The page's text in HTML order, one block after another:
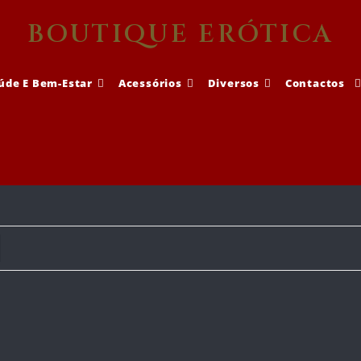
BOUTIQUE ERÓTICA
E Bem-Estar Acessórios Diversos Contactos